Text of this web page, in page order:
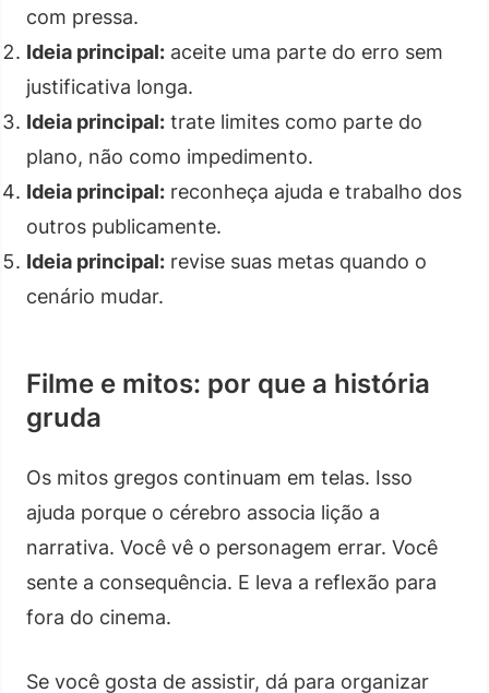
com pressa.
Ideia principal: aceite uma parte do erro sem
justificativa longa.
Ideia principal: trate limites como parte do
plano, não como impedimento.
Ideia principal: reconheça ajuda e trabalho dos
outros publicamente.
Ideia principal: revise suas metas quando o
cenário mudar.
Filme e mitos: por que a história
gruda
Os mitos gregos continuam em telas. Isso
ajuda porque o cérebro associa lição a
narrativa. Você vê o personagem errar. Você
sente a consequência. E leva a reflexão para
fora do cinema.
Se você gosta de assistir, dá para organizar